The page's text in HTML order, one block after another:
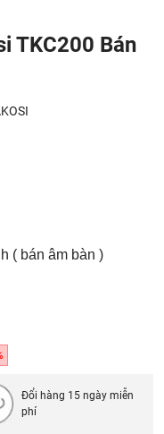
TKC200 Bán
( bán âm bàn )
có lỗ thoát tràn
Đổi hàng 15 ngày miễn
phí